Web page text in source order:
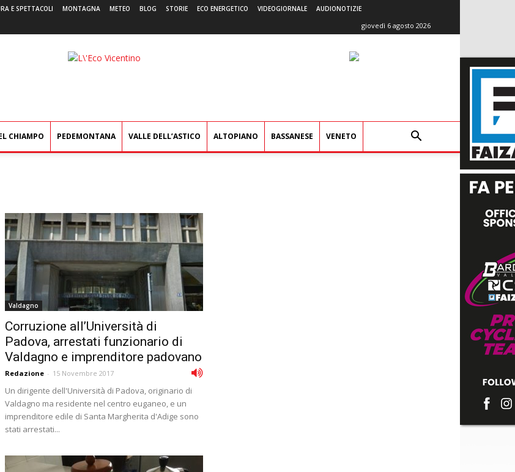
E SPETTACOLI MONTAGNA METEO BLOG STORIE ECO ENERGETICO VIDEOGIORNALE AUDIONOTIZIE
giovedì 6 agosto 2026
L'Eco
CHIAMPO PEDEMONTANA VALLE DELL’ASTICO ALTOPIANO BASSANESE VENETO
Valdagno
Corruzione all’Università di
Padova, arrestati funzionario di
Valdagno e imprenditore padovano
Redazione - 15 Novembre 2017
Un dirigente dell'Università di Padova, originario di
Valdagno ma residente nel centro euganeo, e un
imprenditore edile di Santa Margherita d'Adige sono
stati arrestati...